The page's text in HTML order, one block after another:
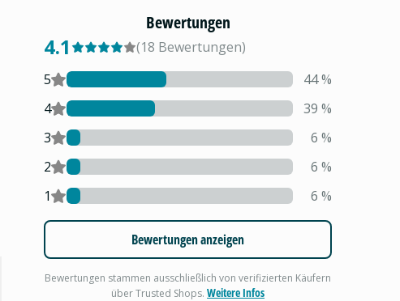
Bewertungen
4.1 (18 Bewertungen)
5
44%
4
39 %
3
6 %
2
6 %
1
6 %
Bewertungen anzeigen
Bewertungen stammen ausschließlich von verifizierten Käufern
über Trusted Shops.Weitere Infos